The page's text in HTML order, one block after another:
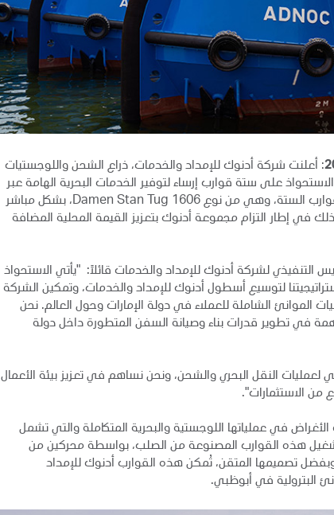
: أعلنت شركة أدنوك للإمداد والخدمات، ذراع الشحن واللوجستيات
على ستة قوارب إرساء لتوفير الخدمات البحرية الهامة عبر
الموانئ البترولية في أبوظبي. وتم التعاقد على شراء القوارب الستة، وهي من نوع Damen Stan Tug 1606، بشكل مباشر
في إطار التزام مجموعة أدنوك بتعزيز القيمة المحلية المضافة
التنفيذي لشركة أدنوك للإمداد والخدمات قائلاً: "يأتي الاستحواذ
لتوسيع أسطول أدنوك للإمداد والخدمات، وتمكين الشركة
الشاملة للعملاء في دولة الإمارات وحول العالم. نحن
في تطوير قدرات بناء وصيانة السفن المتطورة داخل دولة
لعمليات النقل البحري والشحن، ونحن نساهم في تعزيز بيئة الأعمال
من الاستثمارات".
في عملياتها اللوجستية والبحرية المتكاملة والتي تشمل
هذه القوارب المصنوعة من الصلب، بواسطة محركين من
الذي يوفران القدرة على سحب ما يقرب 16 طنًا. وبفضل تصميمها المتقن، تُمكن هذه القوارب أدنوك للإمداد
البترولية في أبوظبي.